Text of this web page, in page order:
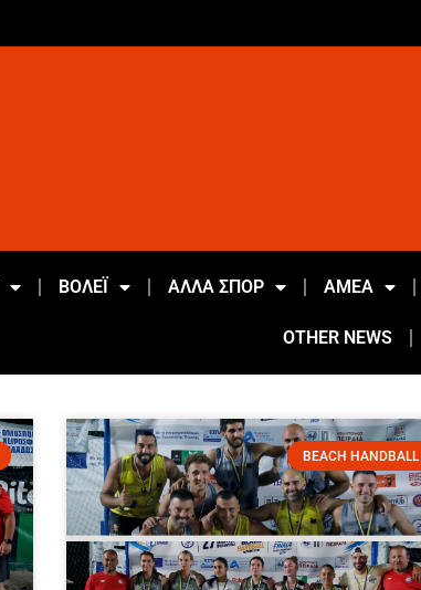
ΒΟΛΕΪ ΑΛΛΑ ΣΠΟΡ ΑΜΕΑ
OTHER NEWS
BEACH HANDBALL